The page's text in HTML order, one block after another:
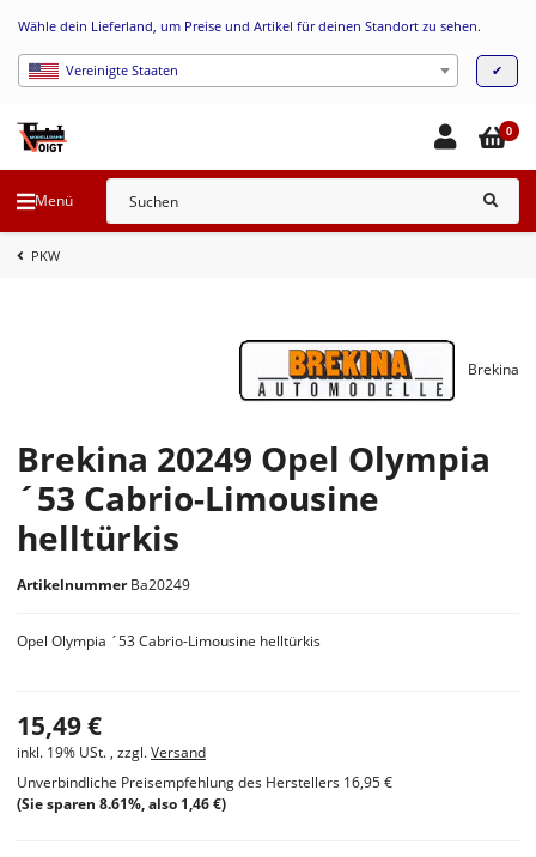
Wähle dein Lieferland, um Preise und Artikel für deinen Standort zu sehen.
Vereinigte Staaten ✔
Menü
0
PKW
Brekina 20249 Opel Olympia
´53 Cabrio-Limousine
helltürkis
Artikelnummer Ba20249
Brekina
Opel Olympia ´53 Cabrio-Limousine helltürkis
15,49 €
inkl. 19% USt. , zzgl.Versand
Unverbindliche Preisempfehlung des Herstellers 16,95 €
(Sie sparen 8.61%, also 1,46 €)